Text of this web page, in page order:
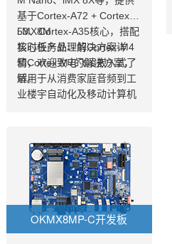
基于Cortex-A72 + Cortex-A
53、Cortex-A35核心，搭配
实时任务处理的Cortex-M4
和Cortex M7的解决方案，
适用于从消费家庭音频到工
业楼宇自动化及移动计算机
基于四核Cortex-A53、单核
Cortex-M4架构的i.MX 8Mm
ini 处理器设计，现已全面上
市，更多
i.MX8M
核心板产品、解决方案详
情，欢迎致电飞凌嵌入式了
解。
OKMX8MP-C开发板